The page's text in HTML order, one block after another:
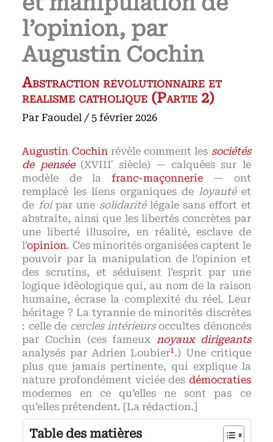
l’opinion, par
Augustin Cochin
Abstraction révolutionnaire et
réalisme catholique (Partie 2)
ParFaoudel /5 février 2026
Augustin Cochinrévèle comment les sociétés
de pensée(XVIIIᵉsiècle) — calquées sur le
modèle de lafranc-maçonnerie — ont
remplacé les liens organiques de loyautéet
de foipar une solidaritélégale sans effort et
abstraite, ainsi que les libertés concrètes par
une liberté illusoire, en réalité, esclave de
l’opinion. Ces minorités organisées captent le
pouvoir par la manipulation de l’opinion et
des scrutins, et séduisent l’esprit par une
logique idéologique qui, au nom de la raison
humaine, écrase la complexité du réel. Leur
héritage ? La tyrannie de minorités discrètes
: celle de cercles intérieursoccultes dénoncés
par Cochin (ces fameux noyaux dirigeants
analysés par Adrien Loubier1.) Une critique
plus que jamais pertinente, qui explique la
nature profondément viciée des démocraties
modernes en ce qu’elles ne sont pas ce
qu’elles prétendent. [La rédaction.]
Table des matières